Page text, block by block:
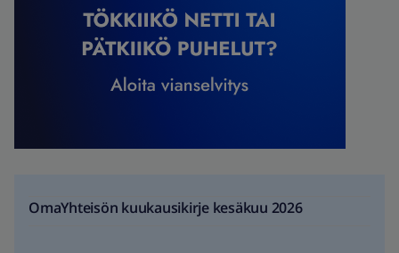
OmaYhteisön kuukausikirje kesäkuu 2026